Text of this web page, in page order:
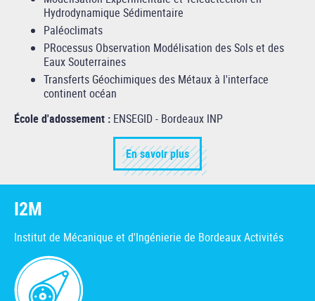
Hydrodynamique Sédimentaire
Paléoclimats
PRocessus Observation Modélisation des Sols et des
Eaux Souterraines
Transferts Géochimiques des Métaux à l'interface
continent océan
École d'adossement : ENSEGID - Bordeaux INP
En savoir plus
I2M
Institut de Mécanique et d'Ingénierie de Bordeaux Activités